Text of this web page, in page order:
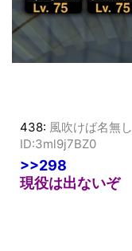
438: 風吹けば名無し
ID:3ml9j7BZ0
>>298
現役は出ないぞ